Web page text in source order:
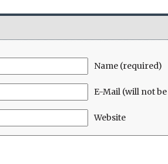
Name (required)
E-Mail (will not
Website